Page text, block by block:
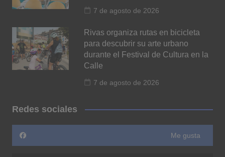
7 de agosto de 2026
Rivas organiza rutas en bicicleta
para descubrir su arte urbano
durante el Festival de Cultura en la
Calle
7 de agosto de 2026
Redes sociales
Me gusta